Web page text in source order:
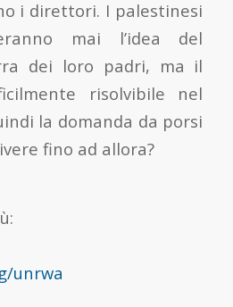
i direttori. I palestinesi
mai l’idea del
dei loro padri, ma il
risolvibile nel
la domanda da porsi
fino ad allora?
unrwa